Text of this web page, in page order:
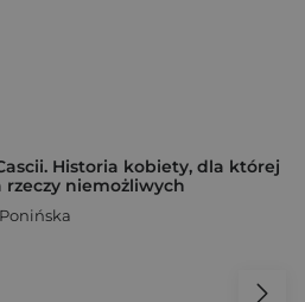
Historia kobiety, dla której
rzeczy niemożliwych